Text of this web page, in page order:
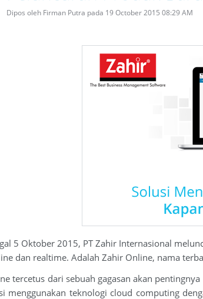
Dipos oleh Firman Putra pada 19 October 2015 08:29 AM
5 Oktober 2015, PT Zahir Internasional
dan realtime. Adalah Zahir Online, nama
tercetus dari sebuah gagasan akan
menggunakan teknologi cloud computing